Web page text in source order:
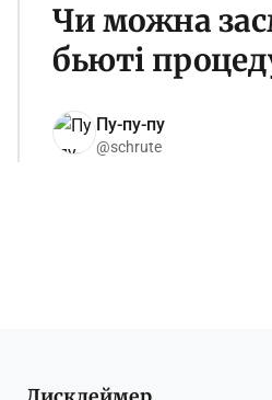
Чи можна
бьюті
Пу-пу-пу
@schrute